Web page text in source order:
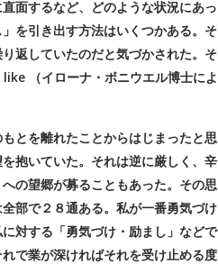
面するなど、どのような状況にあっ
を引き出す方法はいくつかある。そ
返していたのだと気づかされた。そ
（イローナ・ボニウエル博士によ
とを離れたことからはじまったと思
抱いていた。それは逆に厳しく、辛
の望郷が募ることもあった。その思
部で２８通ある。私が一番勇気づけ
対する「勇気づけ・励まし」などで
で業が深ければそれを受け止める度